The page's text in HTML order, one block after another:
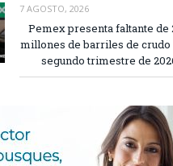
7 AGOSTO, 2026
Pemex presenta faltante de
millones de barriles de crudo
segundo trimestre de